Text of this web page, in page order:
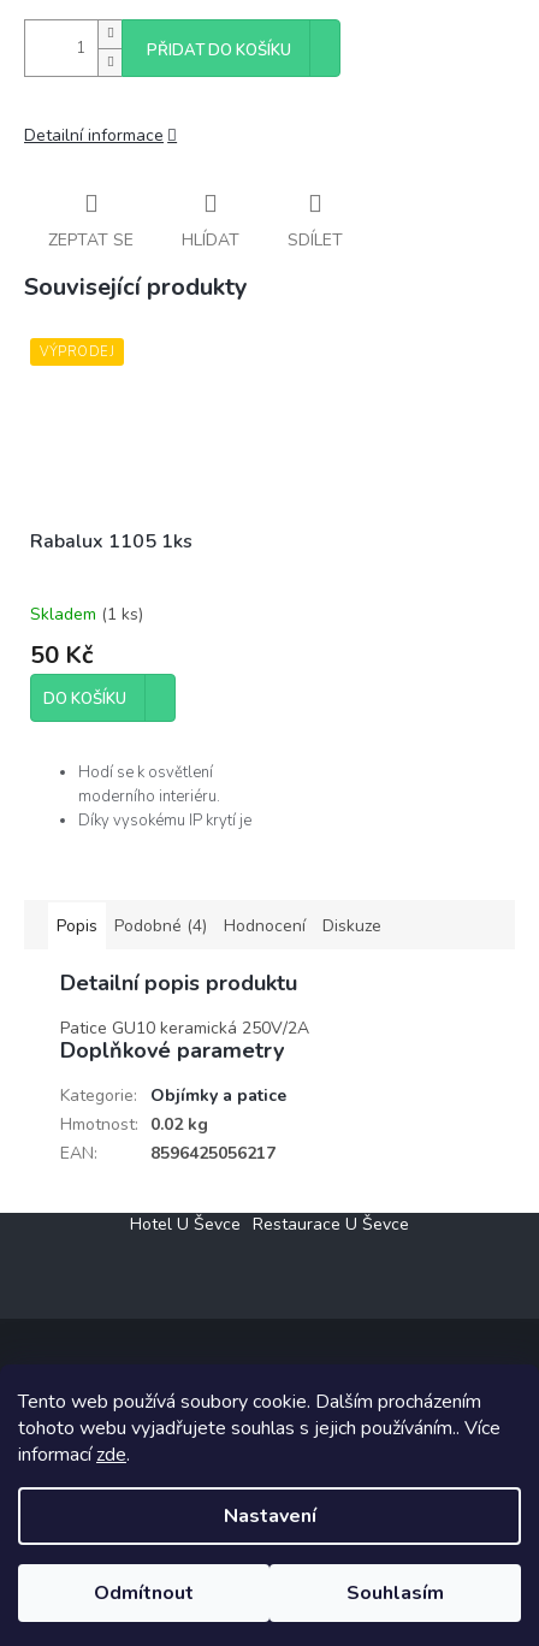
Tento web používá soubory cookie. Dalším procházením
tohoto webu vyjadřujete souhlas s jejich používáním.. Více
informacízde.
Nastavení
Odmítnout Souhlasím
PŘIDAT DO KOŠÍKU
Detailní informace
ZEPTAT SE HLÍDAT SDÍLET
Související produkty
VÝPRODEJ
Rabalux 1105 1ks
Skladem (1 ks)
50 Kč
DO KOŠÍKU
Hodí se k osvětlení
moderního interiéru.
Díky vysokému IP krytí je
balení.
Popis Podobné (4) Hodnocení Diskuze
Detailní popis produktu
Patice GU10 keramická 250V/2A
Doplňkové parametry
Kategorie:
Objímky a patice
Hmotnost:
0.02 kg
EAN: 8596425056217
Hotel U Ševce Restaurace U Ševce
Copyright 2026Elektro Klesný s.r.o.. Všechna práva vyhrazena.
Grafický návrh vytvořil a na Shoptet implementoval
Shoptetak.cz.
Vytvořil Shoptet